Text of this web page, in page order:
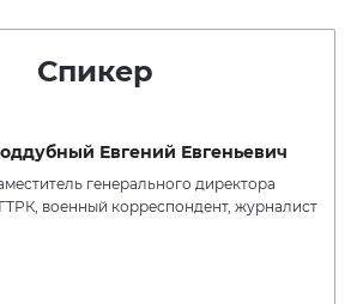
Спикер
Евгений Евгеньевич
генерального директора
военный корреспондент, журналист